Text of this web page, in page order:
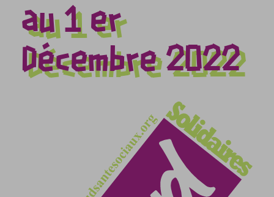
au 1 er
Décembre 2022